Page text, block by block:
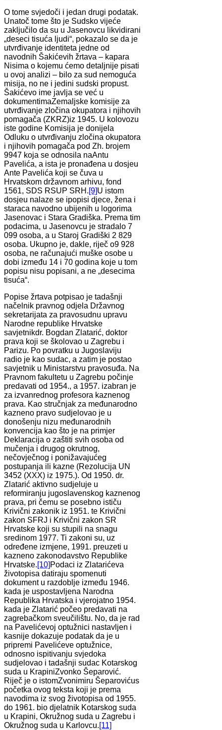
O tome svjedoči i jedan drugi podatak.
Unatoč tome što je Sudsko vijeće
zaključilo da su u Jasenovcu likvidirani
„deseci tisuća ljudi“, pokazalo se da je
utvrđivanje identiteta jedne od
navodnih Šakićevih žrtava – kapara
Nisima o kojemu ćemo detaljnije pisati
u ovoj analizi – bilo za sud nemoguća
misija, no ne i jedini sudski propust.
Šakićevo ime javlja se već u
dokumentimaZemaljske komisije za
utvrđivanje zločina okupatora i njihovih
pomagača (ZKRZ)iz 1945. U kolovozu
iste godine Komisija je donijela
Odluku o utvrđivanju zločina okupatora
i njihovih pomagača pod Zh. brojem
9947 koja se odnosila naAntu
Pavelića, a ista je pronađena u dosjeu
Ante Pavelića koji se čuva u
Hrvatskom državnom arhivu, fond
1561, SDS RSUP SRH.[9]U istom
dosjeu nalaze se ipopisi djece, žena i
staraca navodno ubijenih u logorima
Jasenovac i Stara Gradiška. Prema tim
podacima, u Jasenovcu je stradalo 7
099 osoba, a u Staroj Gradiški 2 829
osoba. Ukupno je, dakle, riječ o9 928
osoba, ne računajući muške osobe u
dobi između 14 i 70 godina koje u tom
popisu nisu popisani, a ne „desecima
tisuća“.
Popise žrtava potpisao je tadašnji
načelnik pravnog odjela Državnog
sekretarijata za pravosudnu upravu
Narodne republike Hrvatske
savjetnikdr. Bogdan Zlatarić, doktor
prava koji se školovao u Zagrebu i
Parizu. Po povratku u Jugoslaviju
radio je kao sudac, a zatim je postao
savjetnik u Ministarstvu pravosuđa. Na
Pravnom fakultetu u Zagrebu počinje
predavati od 1954., a 1957. izabran je
za izvanrednog profesora kaznenog
prava. Kao stručnjak za međunarodno
kazneno pravo sudjelovao je u
donošenju nizu međunarodnih
konvencija kao što je na primjer
Deklaracija o zaštiti svih osoba od
mučenja i drugog okrutnog,
nečovječnog i ponižavajućeg
postupanja ili kazne (Rezolucija UN
3452 (XXX) iz 1975.). Od 1950. dr.
Zlatarić aktivno sudjeluje u
reformiranju jugoslavenskog kaznenog
prava, pri čemu se posebno ističu
Krivični zakonik iz 1951. te Krivični
zakon SFRJ i Krivični zakon SR
Hrvatske koji su stupili na snagu
sredinom 1977. Ti zakoni su, uz
određene izmjene, 1991. preuzeti u
kazneno zakonodavstvo Republike
Hrvatske.[10] Podaci iz Zlatarićeva
životopisa datiraju spomenuti
dokument u razdoblje između 1946.
kada je uspostavljena Narodna
Republika Hrvatska i vjerojatno 1954.
kada je Zlatarić počeo predavati na
zagrebačkom sveučilištu. No, da je rad
na Pavelićevoj optužnici nastavljen i
kasnije dokazuje podatak da je u
pripremi Pavelićeve optužnice,
odnosno ispitivanju svjedoka
sudjelovao i tadašnji sudac Kotarskog
suda u KrapiniZvonko Šeparović.
Riječ je o istomZvonimiru Šeparovićus
početka ovog teksta koji je prema
navodima iz svog životopisa od 1955.
do 1961. bio djelatnik Kotarskog suda
u Krapini, Okružnog suda u Zagrebu i
Okružnog suda u Karlovcu.[11]